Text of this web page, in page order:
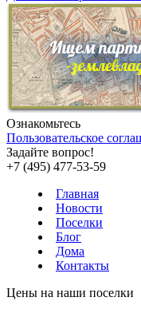
Ознакомьтесь
Пользовательское
Задайте вопрос!
+7 (495) 477-53-59
Главная
Новости
Поселки
Блог
Дома
Контакты
Цены на наши поселки